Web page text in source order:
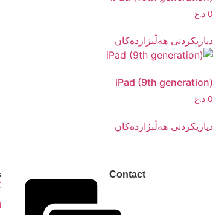
0 د.ع
دیاریکردنی هەڵبژاردەکان
iPad (9th generation)
0 د.ع
دیاریکردنی هەڵبژاردەکان
Contact